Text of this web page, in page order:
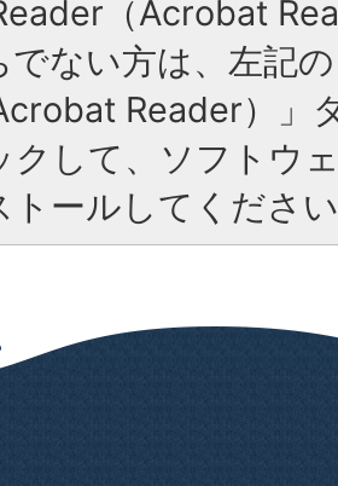
（Acrobat
でない方は、左記
Reader）」
クして、ソフトウ
トールしてくださ